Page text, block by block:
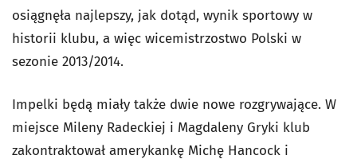
osiągnęła najlepszy, jak dotąd, wynik sportowy w
historii klubu, a więc wicemistrzostwo Polski w
sezonie 2013/2014.
Impelki będą miały także dwie nowe rozgrywające. W
miejsce Mileny Radeckiej i Magdaleny Gryki klub
zakontraktował amerykankę Michę Hancock i